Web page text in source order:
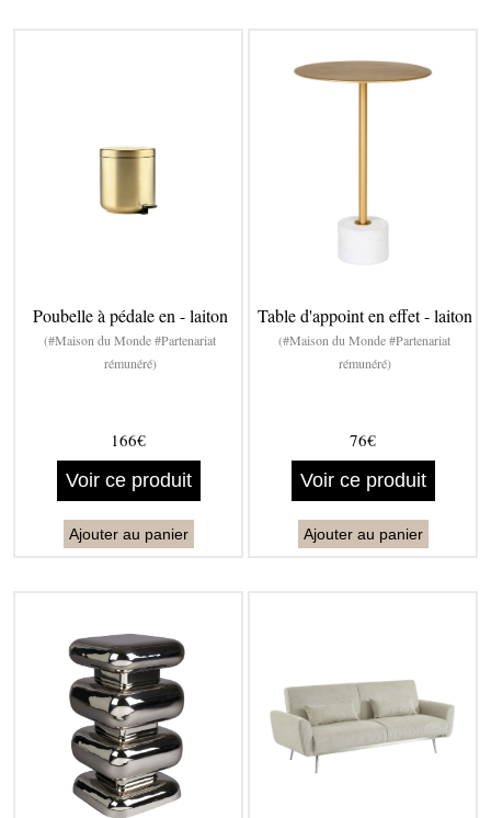
Poubelle à pédale en - laiton
(#Maison du Monde #Partenariat
rémunéré)
166€
Voir ce produit
Ajouter au panier
Table d'appoint en effet - laiton
(#Maison du Monde #Partenariat
rémunéré)
76€
Voir ce produit
Ajouter au panier